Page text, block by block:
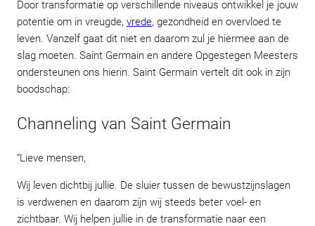
Door transformatie op verschillende niveaus ontwikkel je jouw
potentie om in vreugde, vrede, gezondheid en overvloed te
leven. Vanzelf gaat dit niet en daarom zul je hiermee aan de
slag moeten. Saint Germain en andere Opgestegen Meesters
ondersteunen ons hierin. Saint Germain vertelt dit ook in zijn
boodschap:
Channeling van Saint Germain
“Lieve mensen,
Wij leven dichtbij jullie. De sluier tussen de bewustzijnslagen
is verdwenen en daarom zijn wij steeds beter voel- en
zichtbaar. Wij helpen jullie in de transformatie naar een